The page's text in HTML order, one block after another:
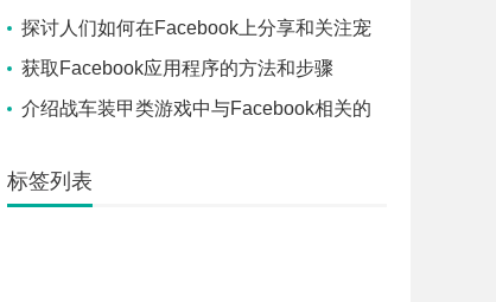
内容和活动
探讨人们如何在Facebook上分享和关注宠
物狗的相关内容
获取Facebook应用程序的方法和步骤
介绍战车装甲类游戏中与Facebook相关的
标签列表